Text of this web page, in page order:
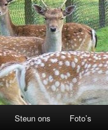
Steun ons Foto’s